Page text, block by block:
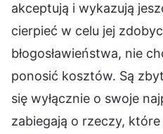
akceptują i wykazują
cierpieć w celu jej
błogosławieństwa, nie
ponosić kosztów. Są
się wyłącznie o swoje
zabiegają o rzeczy,